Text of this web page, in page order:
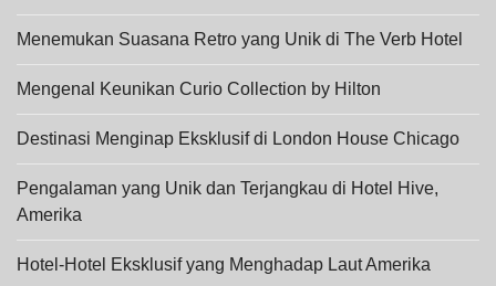
Menemukan Suasana Retro yang Unik di The Verb Hotel
Mengenal Keunikan Curio Collection by Hilton
Destinasi Menginap Eksklusif di London House Chicago
Pengalaman yang Unik dan Terjangkau di Hotel Hive,
Amerika
Hotel-Hotel Eksklusif yang Menghadap Laut Amerika